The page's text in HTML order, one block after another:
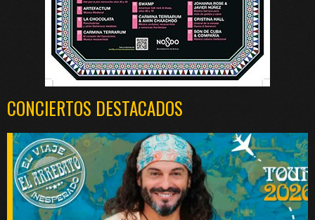
CONCIERTOS DESTACADOS